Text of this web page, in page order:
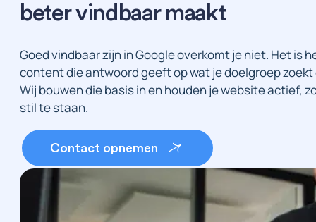
beter vindbaar maakt
Goed vindbaar zijn in Google overkomt je niet. Het is
content die antwoord geeft op wat je doelgroep
Wij bouwen die basis in en houden je website actief,
stil te staan.
Contact opnemen